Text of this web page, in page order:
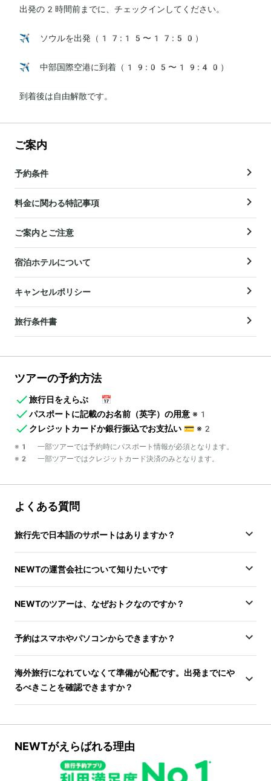
出発の2時間前までに、チェックインしてください。
✈️ ソウルを出発（17:15〜17:50）
✈️ 中部国際空港に到着（19:05〜19:40）
到着後は自由解散です。
ご案内
予約条件
料金に関わる特記事項
ご案内とご注意
宿泊ホテルについて
キャンセルポリシー
旅行条件書
ツアーの予約方法
旅行日をえらぶ
📅
パスポートに記載のお名前（英字）の用意 ※1
クレジットカードか銀行振込でお支払い 💳 ※2
※1 一部ツアーでは予約時にパスポート情報が必須となります。
※2 一部ツアーではクレジットカード決済のみとなります。
よくある質問
旅行先で日本語のサポートはありますか？
NEWTの運営会社について知りたいです
NEWTのツアーは、なぜおトクなのですか？
予約はスマホやパソコンからできますか？
海外旅行になれていなくて準備が心配です。出発までにや
るべきことを確認できますか？
NEWTがえらばれる理由